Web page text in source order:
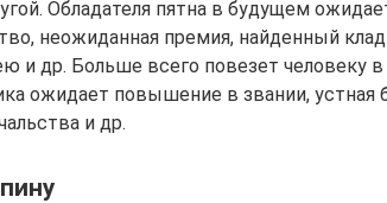
Обладателя пятна в будущем
неожиданная премия, найденный
и др. Больше всего повезет человеку
ожидает повышение в звании, устная
и др.